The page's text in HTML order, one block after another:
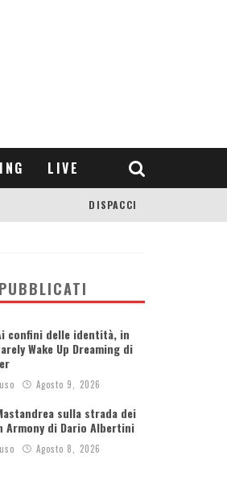
LIVE
DISPACCI
confini delle identità, in
Wake Up Dreaming di
Agosto 9, 2026
sulla strada dei
Armony di Dario Albertini
Agosto 8, 2026